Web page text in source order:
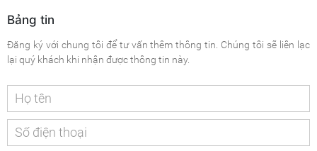
Bảng tin
Đăng ký với chung tôi để tư vấn thêm thông tin. Chúng tôi sẽ liên lạc
lại quý khách khi nhận được thông tin này.